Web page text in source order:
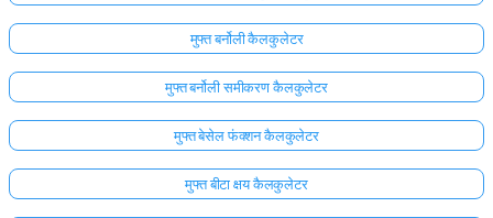
मुफ्त बर्नोली कैलकुलेटर
मुफ्त बर्नोली समीकरण कैलकुलेटर
मुफ्त बेसेल फंक्शन कैलकुलेटर
मुफ्त बीटा क्षय कैलकुलेटर